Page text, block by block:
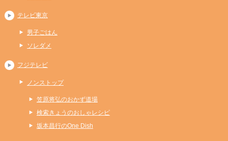
テレビ東京
男子ごはん
ソレダメ
フジテレビ
ノンストップ
笠原将弘のおかず道場
検索きょうのおしゃレシピ
坂本昌行のOne Dish